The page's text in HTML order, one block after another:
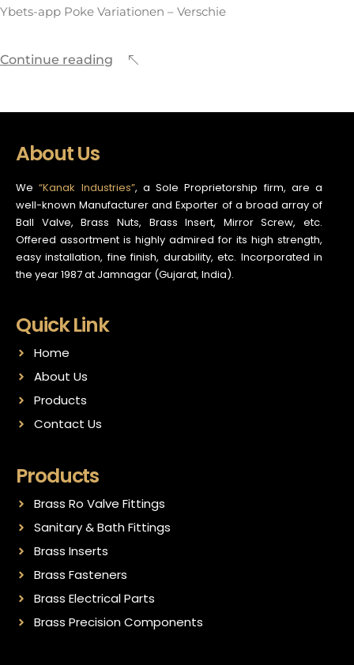
Ybets-app Poke Variationen – Verschie
Continue reading
About Us
We“Kanak Industries”, a Sole Proprietorship firm, are a
well-known Manufacturer and Exporter of a broad array of
Ball Valve, Brass Nuts, Brass Insert, Mirror Screw, etc.
Offered assortment is highly admired for its high strength,
easy installation, fine finish, durability, etc. Incorporated in
the year 1987 at Jamnagar (Gujarat, India).
Quick Link
Home
About Us
Products
Contact Us
Products
Brass Ro Valve Fittings
Sanitary & Bath Fittings
Brass Inserts
Brass Fasteners
Brass Electrical Parts
Brass Precision Components